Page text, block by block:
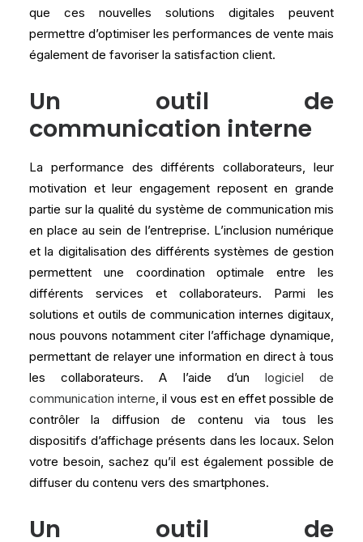
que ces nouvelles solutions digitales peuvent
permettre d’optimiser les performances de vente mais
également de favoriser la satisfaction client.
Un outil de
communication interne
La performance des différents collaborateurs, leur
motivation et leur engagement reposent en grande
partie sur la qualité du système de communication mis
en place au sein de l’entreprise. L’inclusion numérique
et la digitalisation des différents systèmes de gestion
permettent une coordination optimale entre les
différents services et collaborateurs. Parmi les
solutions et outils de communication internes digitaux,
nous pouvons notamment citer l’affichage dynamique,
permettant de relayer une information en direct à tous
les collaborateurs. A l’aide d’un logiciel de
communication interne, il vous est en effet possible de
contrôler la diffusion de contenu via tous les
dispositifs d’affichage présents dans les locaux. Selon
votre besoin, sachez qu’il est également possible de
diffuser du contenu vers des smartphones.
Un outil de